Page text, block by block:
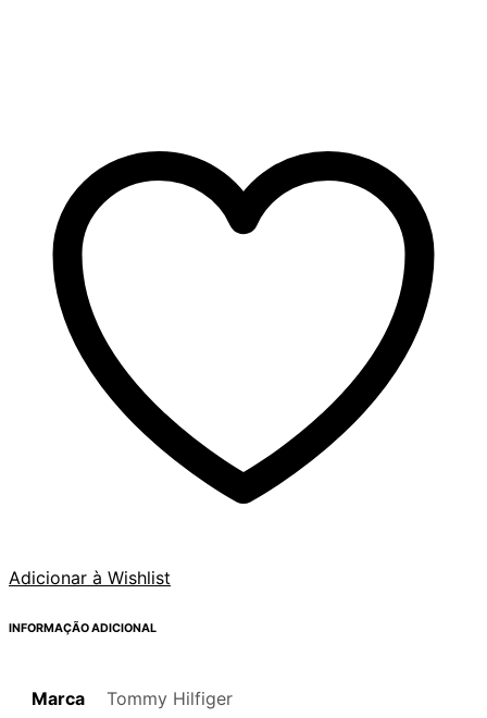
Adicionar à Wishlist
INFORMAÇÃO ADICIONAL
Marca Tommy Hilfiger